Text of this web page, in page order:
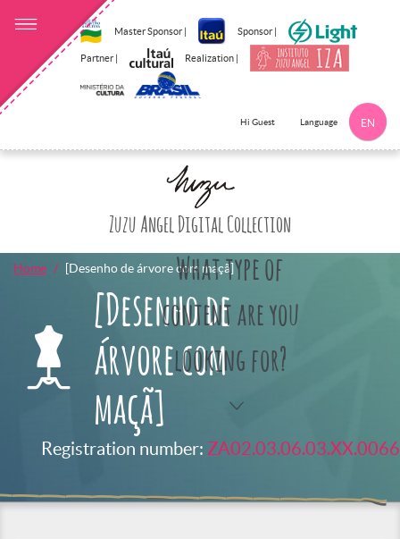
Master Sponsor | Sponsor |
Partner | Realization |
Hi Guest Language EN
Zuzu Angel Digital Collection
What type of
content are you
looking for?
Home [Desenho de árvore com maçã]
[Desenho de
árvore com
maçã]
Registration number: ZA02.03.06.03.XX.0066